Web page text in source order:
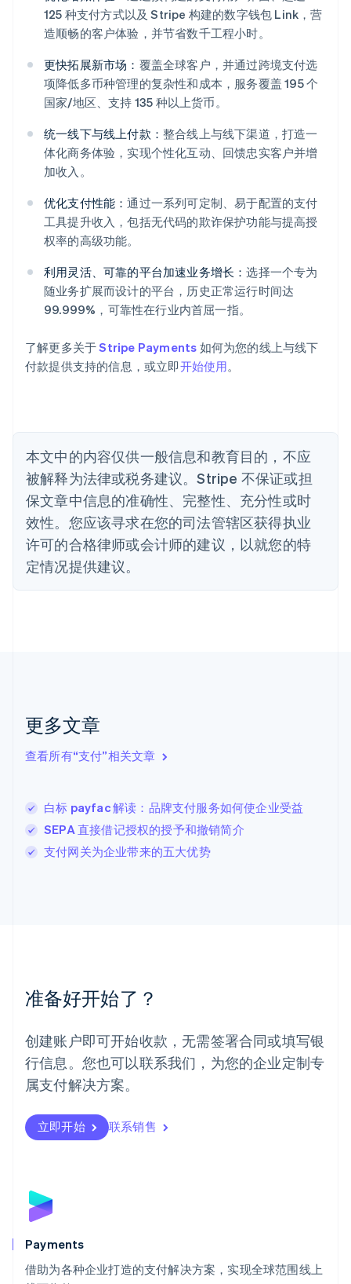
125 种支付方式以及 Stripe 构建的数字钱包 Link，营
造顺畅的客户体验，并节省数千工程小时。
更快拓展新市场： 覆盖全球客户，并通过跨境支付选
项降低多币种管理的复杂性和成本，服务覆盖 195 个
国家/地区、支持 135 种以上货币。
统一线下与线上付款： 整合线上与线下渠道，打造一
体化商务体验，实现个性化互动、回馈忠实客户并增
加收入。
优化支付性能：通过一系列可定制、易于配置的支付
工具提升收入，包括无代码的欺诈保护功能与提高授
权率的高级功能。
利用灵活、可靠的平台加速业务增长：选择一个专为
随业务扩展而设计的平台，历史正常运行时间达
99.999%，可靠性在行业内首屈一指。
了解更多关于Stripe Payments 如何为您的线上与线下
付款提供支持的信息，或立即开始使用。
本文中的内容仅供一般信息和教育目的，不应
被解释为法律或税务建议。Stripe 不保证或担
保文章中信息的准确性、完整性、充分性或时
效性。您应该寻求在您的司法管辖区获得执业
许可的合格律师或会计师的建议，以就您的特
定情况提供建议。
更多文章
查看所有“支付”相关文章
白标 payfac 解读：品牌支付服务如何使企业受益
SEPA 直接借记授权的授予和撤销简介
支付网关为企业带来的五大优势
准备好开始了？
创建账户即可开始收款，无需签署合同或填写银
行信息。您也可以联系我们，为您的企业定制专
属支付解决方案。
立即开始 联系销售
Payments
借助为各种企业打造的支付解决方案，实现全球范围线上
阿联酋
爱尔兰
English
爱沙尼亚
English
奥地利
DeutschEnglish
澳大利亚
English
Português English
保加利亚
English
丹麦
德国
DeutschEnglish
法国
FrançaisEnglish
芬兰
EnglishSvenska
English
English
卢森堡
罗马尼亚
English
挪威
葡萄牙
Português English
日本
日本語English
瑞典
瑞士
DeutschFrançais
English
斯洛文尼亚
泰国
ไทยEnglish